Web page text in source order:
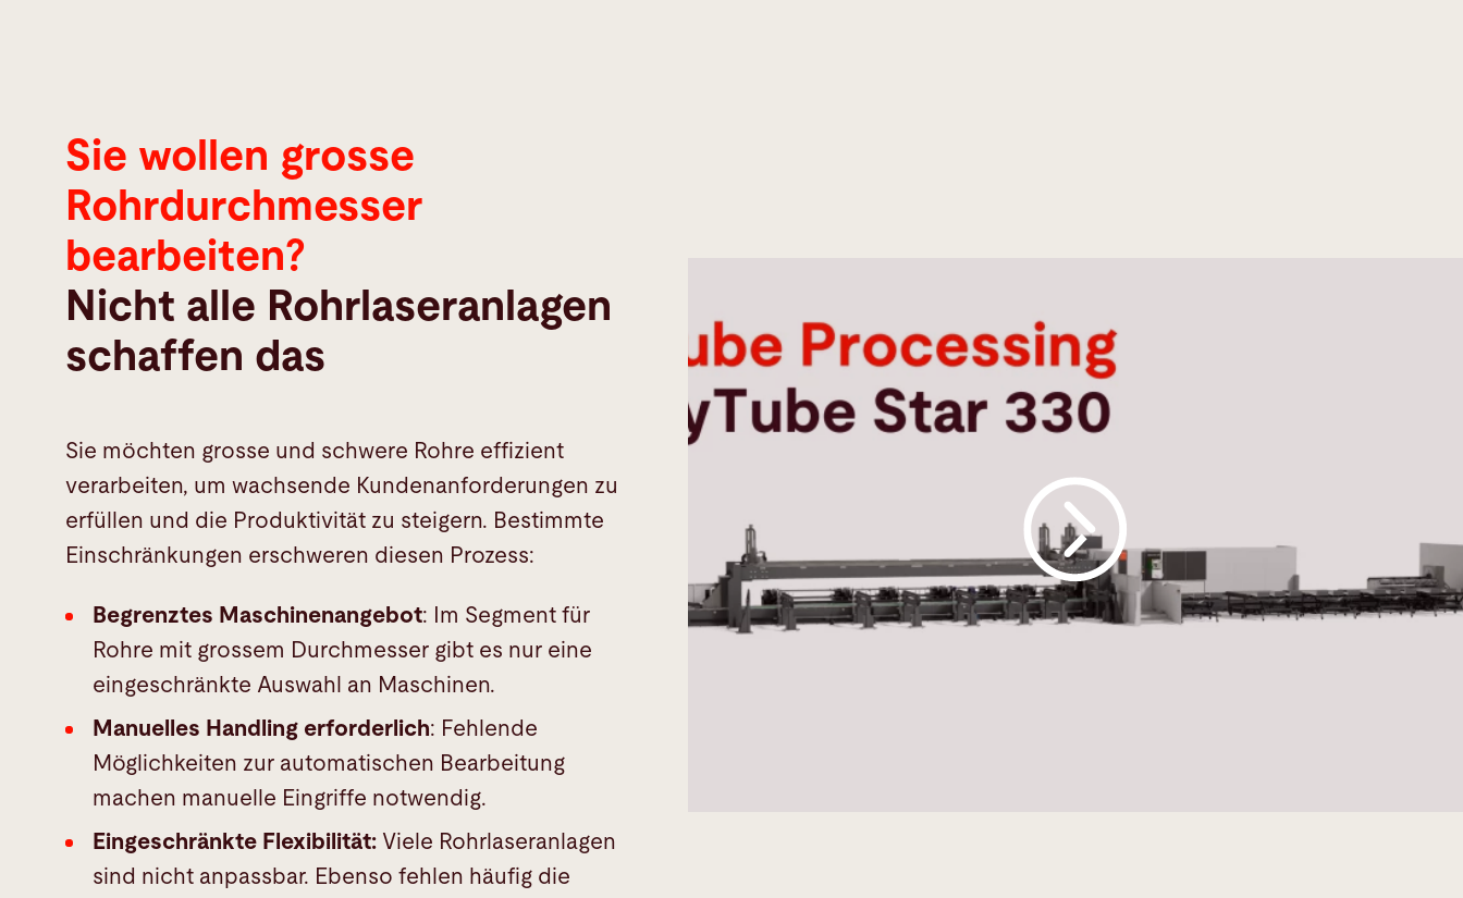
Sie wollen grosse
Rohrdurchmesser
bearbeiten?
Nicht alle Rohrlaseranlagen
schaffen das
Sie möchten grosse und schwere Rohre effizient
verarbeiten, um wachsende Kundenanforderungen zu
erfüllen und die Produktivität zu steigern. Bestimmte
Einschränkungen erschweren diesen Prozess:
Begrenztes Maschinenangebot: Im Segment für
Rohre mit grossem Durchmesser gibt es nur eine
eingeschränkte Auswahl an Maschinen.
Manuelles Handling erforderlich: Fehlende
Möglichkeiten zur automatischen Bearbeitung
machen manuelle Eingriffe notwendig.
Eingeschränkte Flexibilität: Viele Rohrlaseranlagen
sind nicht anpassbar. Ebenso fehlen häufig die